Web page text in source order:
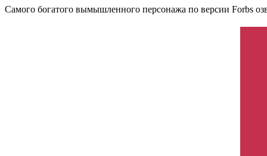
Самого богатого вымышленного персонажа по версии Forbs